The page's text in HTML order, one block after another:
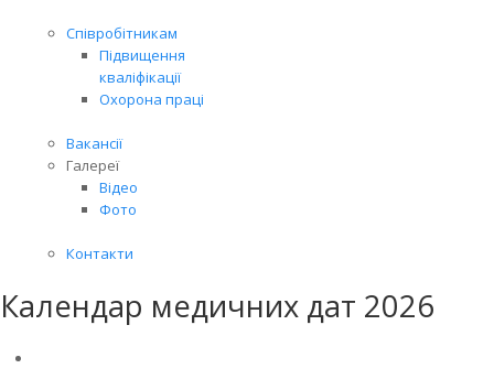
Співробітникам
Підвищення
кваліфікації
Охорона праці
Вакансії
Галереї
Відео
Фото
Контакти
Календар медичних дат 2026